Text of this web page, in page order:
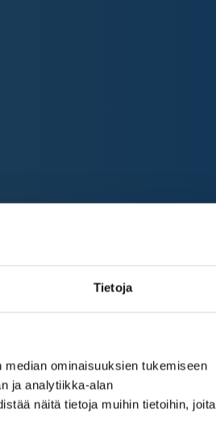
Tietoja
ominaisuuksien tukemiseen
ja analytiikka-alan
näitä tietoja muihin tietoihin, joita